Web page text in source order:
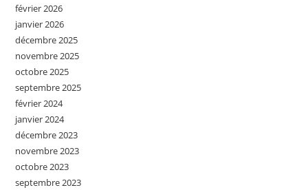
février 2026
janvier 2026
décembre 2025
novembre 2025
octobre 2025
septembre 2025
février 2024
janvier 2024
décembre 2023
novembre 2023
octobre 2023
septembre 2023